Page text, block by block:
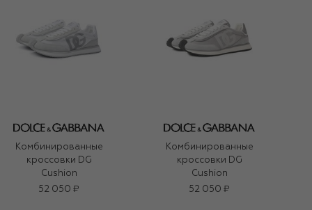
Комбинированные
кроссовки DG
Cushion
52 050 ₽
Комбинированные
кроссовки DG
Cushion
52 050 ₽